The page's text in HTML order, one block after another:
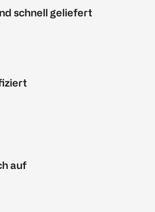
schnell geliefert
auf